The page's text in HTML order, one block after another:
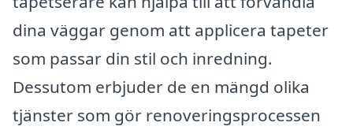
dina väggar genom att applicera tapeter
som passar din stil och inredning.
Dessutom erbjuder de en mängd olika
tjänster som gör renoveringsprocessen